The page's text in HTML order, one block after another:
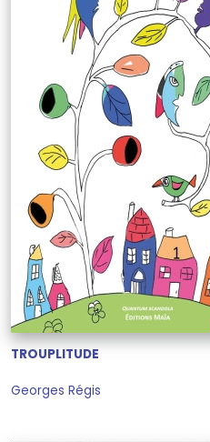
TROUPLITUDE
Georges Régis